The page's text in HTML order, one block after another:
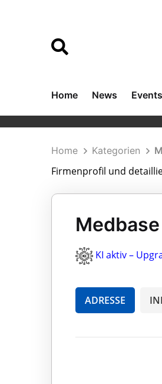
Home News Events
Home Kategorien
Firmenprofil und
KI aktiv –
ADRESSE